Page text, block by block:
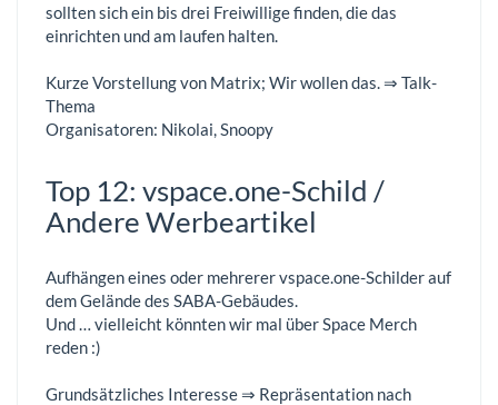
sollten sich ein bis drei Freiwillige finden, die das
einrichten und am laufen halten.
Kurze Vorstellung von Matrix; Wir wollen das. ⇒ Talk-
Thema
Organisatoren: Nikolai, Snoopy
Top 12: vspace.one-Schild /
Andere Werbeartikel
Aufhängen eines oder mehrerer vspace.one-Schilder auf
dem Gelände des SABA-Gebäudes.
Und … vielleicht könnten wir mal über Space Merch
reden :)
Grundsätzliches Interesse ⇒ Repräsentation nach